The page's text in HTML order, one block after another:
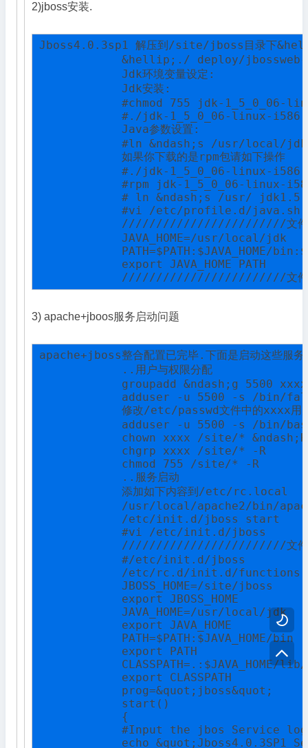


2)jboss安装.
Jboss4.0.3sp1 解压到/site/jboss目录下
&hellip;./ deploy/jbossweb-
            Jdk环境变量设定:
            Jdk安装:
#chmod 755 jdk-1_5_0_06-
#./jdk-1_5_0_06-linux-
            Java参数设置:
#ln &ndash;s /usr/local/
            如果你下载的是rpm包请如下操作
#./jdk-1_5_0_06-linux-
#rpm jdk-1_5_0_06-linux-
# ln &ndash;s /usr/
            #vi /etc/profile.d/java.sh
////////////////////////文
            JAVA_HOME=/usr/local/jdk
PATH=$PATH:$JAVA_HOME/
            export JAVA_HOME PATH
////////////////////////文
3) apache+jboos服务启动问题
apache+jboss整合配置已完毕.下面是启动这些服
            ..用户与权限分配
            groupadd &ndash;g 5500 xxxx
adduser -u 5500 -s /bin/
修改/etc/passwd文件中的xxxx用
adduser -u 5500 -s /bin/
            chown xxxx /site/* &ndash;R
            chgrp xxxx /site/* -R
            chmod 755 /site/* -R
            ..服务启动
            添加如下内容到/etc/rc.local
/usr/local/apache2/bin/
            /etc/init.d/jboss start
            #vi /etc/init.d/jboss
////////////////////////文
            #/etc/init.d/jboss
            /etc/rc.d/init.d/functions
            JBOSS_HOME=/site/jboss
            export JBOSS_HOME
            JAVA_HOME=/usr/local/jdk
            export JAVA_HOME
            PATH=$PATH:$JAVA_HOME/bin
            export PATH
CLASSPATH=.:$JAVA_HOME/
            export CLASSPATH
            prog=&quot;jboss&quot;
            start()
            {
#Input the jbos Service
echo &quot;Jboss4.0.3SP1